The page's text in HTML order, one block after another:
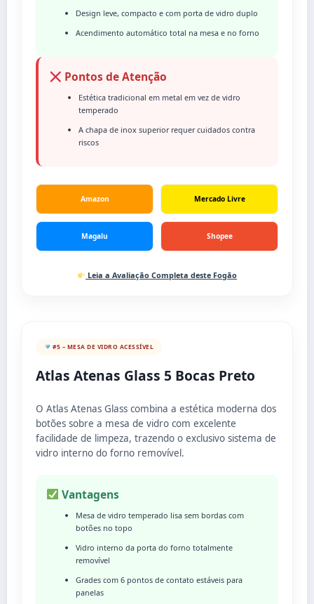
Design leve, compacto e com porta de vidro duplo
Acendimento automático total na mesa e no forno
Pontos de Atenção
Estética tradicional em metal em vez de vidro
temperado
A chapa de inox superior requer cuidados contra
riscos
Amazon Mercado Livre
Magalu Shopee
Leia a Avaliação Completa deste Fogão
#5 – MESA DE VIDRO ACESSÍVEL
Atlas Atenas Glass 5 Bocas Preto
O Atlas Atenas Glass combina a estética moderna dos
botões sobre a mesa de vidro com excelente
facilidade de limpeza, trazendo o exclusivo sistema de
vidro interno do forno removível.
Vantagens
Mesa de vidro temperado lisa sem bordas com
botões no topo
Vidro interno da porta do forno totalmente
removível
Grades com 6 pontos de contato estáveis para
panelas